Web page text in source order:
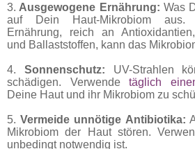
3. Ausgewogene Ernährung: Was
auf Dein Haut-Mikrobiom aus.
Ernährung, reich an
und Ballaststoffen, kann das
4. Sonnenschutz: UV-Strahlen
schädigen. Verwendetäglich
Deine Haut und ihr Mikrobiom zu
5. Vermeide unnötige Antibiotika:
Mikrobiom der Haut stören.
unbedingt notwendig ist.